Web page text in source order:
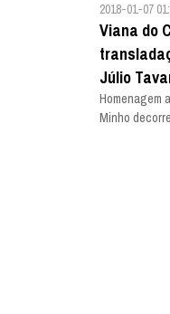
2018-01-07
Viana do
Júlio
Homenagem
Minho